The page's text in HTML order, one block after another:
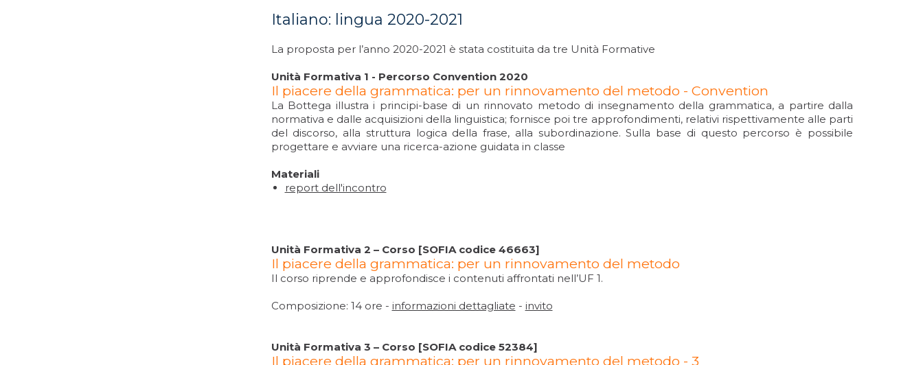
Italiano: lingua 2020-2021
La proposta per l’anno 2020-2021 è stata costituita da tre Unità Formative
Unità Formativa 1 - Percorso Convention 2020
Il piacere della grammatica: per un rinnovamento del metodo - Convention
La Bottega illustra i principi-base di un rinnovato metodo di insegnamento della grammatica, a partire dalla
normativa e dalle acquisizioni della linguistica; fornisce poi tre approfondimenti, relativi rispettivamente alle parti
del discorso, alla struttura logica della frase, alla subordinazione. Sulla base di questo percorso è possibile
progettare e avviare una ricerca-azione guidata in classe
Materiali
report dell'incontro
Unità Formativa 2 – Corso [SOFIA codice 46663]
Il piacere della grammatica: per un rinnovamento del metodo
Il corso riprende e approfondisce i contenuti affrontati nell’UF 1.
Composizione: 14 ore - informazioni dettagliate - invito
Unità Formativa 3 – Corso [SOFIA codice 52384]
Il piacere della grammatica: per un rinnovamento del metodo - 3